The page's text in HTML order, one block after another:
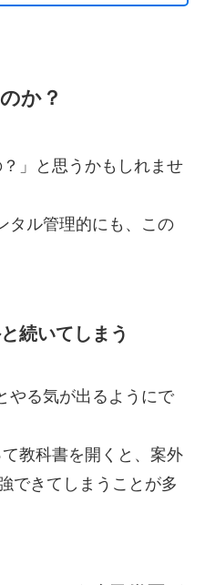
か？
」と思うかもしれませ
タル管理的にも、この
続いてしまう
やる気が出るようにで
教科書を開くと、案外
できてしまうことが多